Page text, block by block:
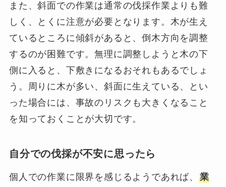
また、斜面での作業は通常の伐採作業よりも難
しく、とくに注意が必要となります。木が生え
ているところに傾斜があると、倒木方向を調整
するのが困難です。無理に調整しようと木の下
側に入ると、下敷きになるおそれもあるでしょ
う。周りに木が多い、斜面に生えている、とい
った場合には、事故のリスクも大きくなること
を知っておくことが大切です。
自分での伐採が不安に思ったら
個人での作業に限界を感じるようであれば、業